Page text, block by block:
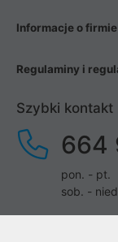
Informacje o firmie
Regulaminy i
Szybki kontakt
664
pon. - pt.
sob. -